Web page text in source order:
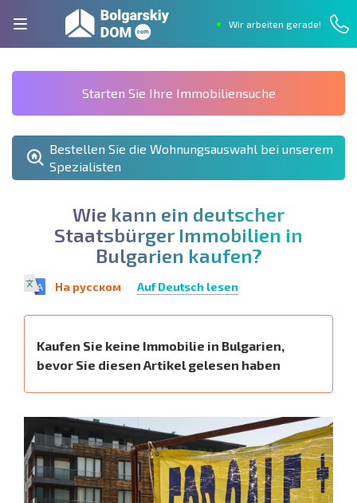
Wir arbeiten gerade!
Starten Sie Ihre Immobiliensuche
Bestellen Sie die Wohnungsauswahl bei unserem
Spezialisten
Wie kann ein deutscher
Staatsbürger Immobilien in
Bulgarien kaufen?
На русском Auf Deutsch lesen
Kaufen Sie keine Immobilie in Bulgarien,
bevor Sie diesen Artikel gelesen haben